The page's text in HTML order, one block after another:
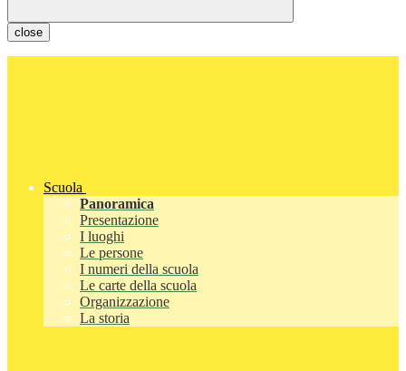
close
Scuola
Panoramica
Presentazione
I luoghi
Le persone
I numeri della scuola
Le carte della scuola
Organizzazione
La storia